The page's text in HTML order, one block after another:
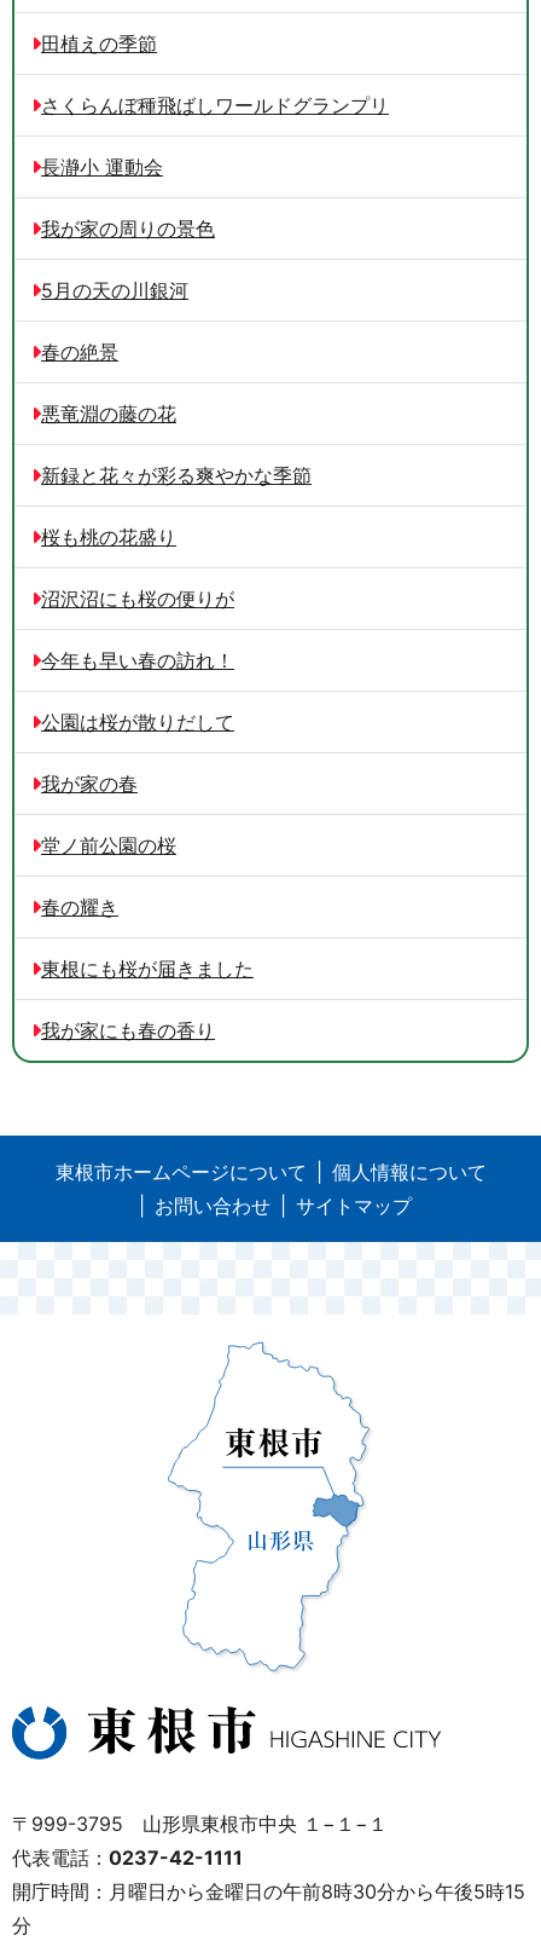
田植えの季節
さくらんぼ種飛ばしワールドグランプリ
長瀞小 運動会
我が家の周りの景色
5月の天の川銀河
春の絶景
悪竜淵の藤の花
新録と花々が彩る爽やかな季節
桜も桃の花盛り
沼沢沼にも桜の便りが
今年も早い春の訪れ！
公園は桜が散りだして
我が家の春
堂ノ前公園の桜
春の耀き
東根にも桜が届きました
我が家にも春の香り
東根市ホームページについて
個人情報について
お問い合わせ
サイトマップ
〒999-3795 山形県東根市中央 １−１−１
代表電話： 0237-42-1111
開庁時間：月曜日から金曜日の午前8時30分から午後5時15
分